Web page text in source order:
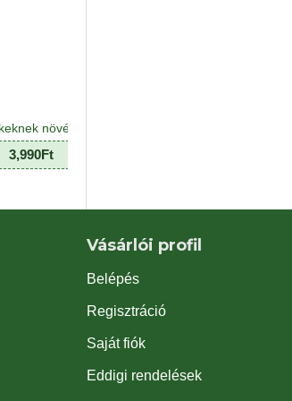
Háttér poszter kék-fekete
Vásárlói profil
Belépés
Regisztráció
Saját fiók
Eddigi rendelések